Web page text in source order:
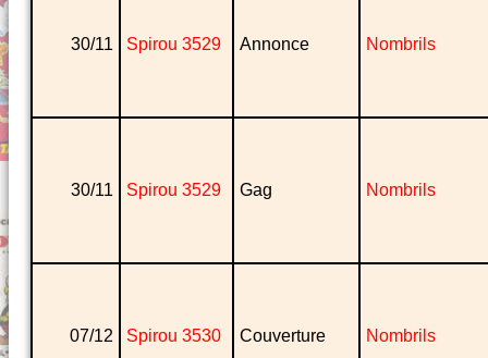
30/11 Spirou 3529 Annonce Nombrils
30/11 Spirou 3529 Gag Nombrils
07/12 Spirou 3530 Couverture Nombrils